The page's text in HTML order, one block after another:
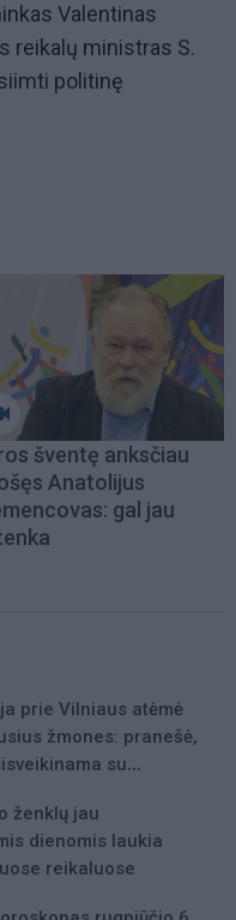
Valentinas
reikalų ministras S.
politinę
šventę anksčiau
Anatolijus
gal jau
prie Vilniaus atėmė
žmones: pranešė,
su
ženklų jau
dienomis laukia
reikaluose